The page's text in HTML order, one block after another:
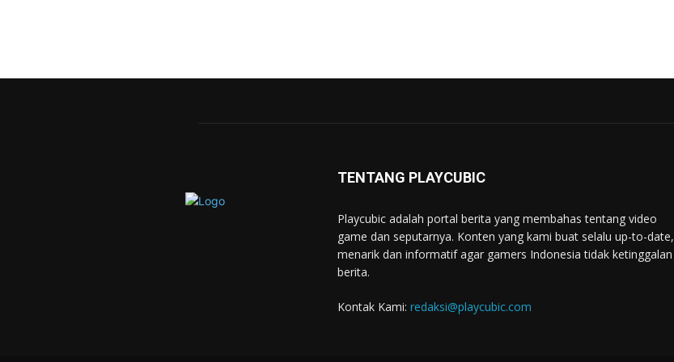
TENTANG PLAYCUBIC
Playcubic adalah portal berita yang membahas tentang video
game dan seputarnya. Konten yang kami buat selalu up-to-date,
menarik dan informatif agar gamers Indonesia tidak ketinggalan
berita.
Kontak Kami: redaksi@playcubic.com